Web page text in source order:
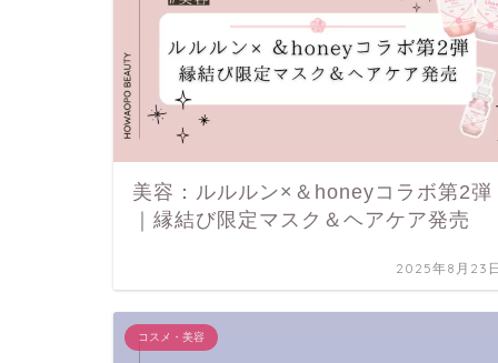
美容：ルルルン×＆honeyコラボ第2弾
｜縁結び限定マスク＆ヘアケア発売
2025年8月23
コスメ・美容